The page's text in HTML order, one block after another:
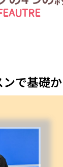
で基礎